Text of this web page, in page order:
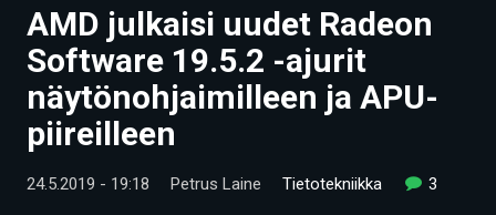
UUTISET
ARTIKKELIT
VIDEOT
TECHBBS
AMD julkaisi uudet Radeon
Software 19.5.2 -ajurit
näytönohjaimilleen ja APU-
piireilleen
24.5.2019 - 19:18 Petrus Laine Tietotekniikka 3